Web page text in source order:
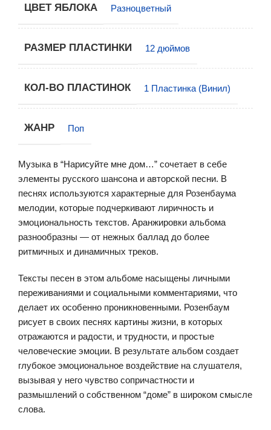
ЦВЕТ ЯБЛОКА Разноцветный
РАЗМЕР ПЛАСТИНКИ 12 дюймов
КОЛ-ВО ПЛАСТИНОК 1 Пластинка (Винил)
ЖАНР Поп
Музыка в “Нарисуйте мне дом…” сочетает в себе
элементы русского шансона и авторской песни. В
песнях используются характерные для Розенбаума
мелодии, которые подчеркивают лиричность и
эмоциональность текстов. Аранжировки альбома
разнообразны — от нежных баллад до более
ритмичных и динамичных треков.
Тексты песен в этом альбоме насыщены личными
переживаниями и социальными комментариями, что
делает их особенно проникновенными. Розенбаум
рисует в своих песнях картины жизни, в которых
отражаются и радости, и трудности, и простые
человеческие эмоции. В результате альбом создает
глубокое эмоциональное воздействие на слушателя,
вызывая у него чувство сопричастности и
размышлений о собственном “доме” в широком смысле
слова.